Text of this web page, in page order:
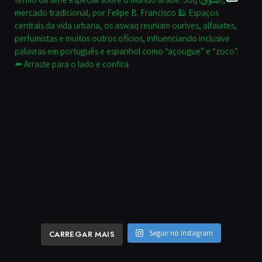
CARREGAR MAIS Seguir no Instagram